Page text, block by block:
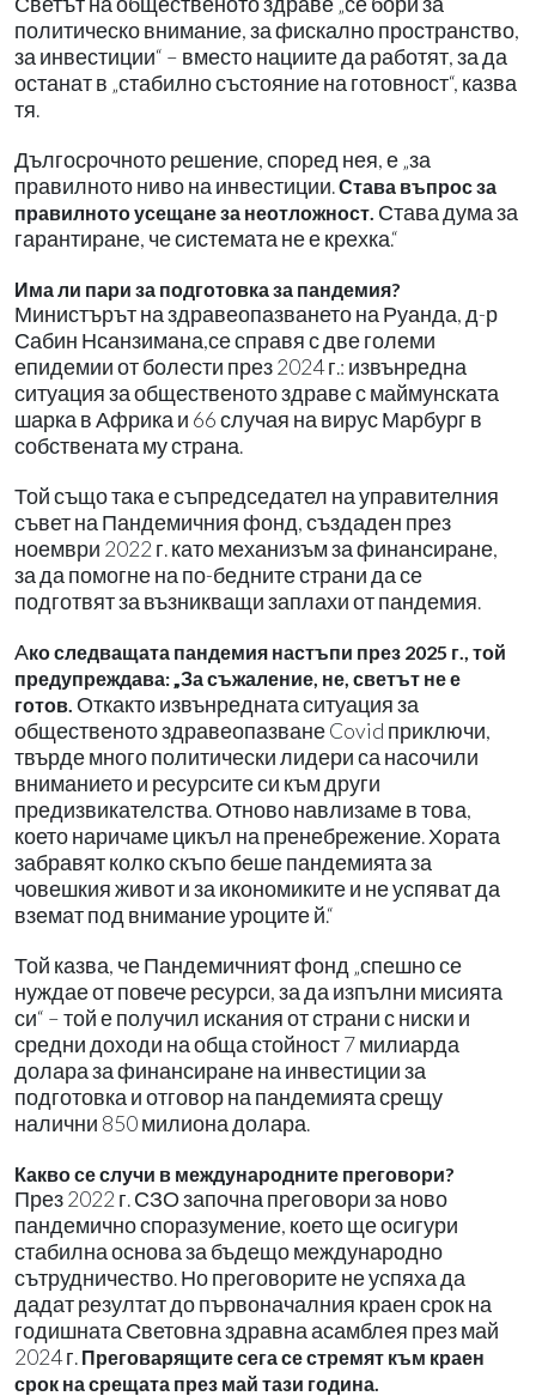
политическо внимание, за фискално пространство,
за инвестиции“ – вместо нациите да работят, за да
останат в „стабилно състояние на готовност“, казва
тя.
Дългосрочното решение, според нея, е „за
правилното ниво на инвестиции.Става въпрос за
правилното усещане за неотложност. Става дума за
гарантиране, че системата не е крехка.“
Има ли пари за подготовка за пандемия?
Министърът на здравеопазването на Руанда, д-р
Сабин Нсанзимана,се справя с две големи
епидемии от болести през 2024 г.: извънредна
ситуация за общественото здраве с маймунската
шарка в Африка и 66 случая на вирус Марбург в
собствената му страна.
Той също така е съпредседател на управителния
съвет на Пандемичния фонд, създаден през
ноември 2022 г. като механизъм за финансиране,
за да помогне на по-бедните страни да се
подготвят за възникващи заплахи от пандемия.
Ако следващата пандемия настъпи през 2025 г., той
предупреждава: „За съжаление, не, светът не е
готов. Откакто извънредната ситуация за
общественото здравеопазване Covid приключи,
твърде много политически лидери са насочили
вниманието и ресурсите си към други
предизвикателства. Отново навлизаме в това,
което наричаме цикъл на пренебрежение. Хората
забравят колко скъпо беше пандемията за
човешкия живот и за икономиките и не успяват да
вземат под внимание уроците й.“
Той казва, че Пандемичният фонд „спешно се
нуждае от повече ресурси, за да изпълни мисията
си“ – той е получил искания от страни с ниски и
средни доходи на обща стойност 7 милиарда
долара за финансиране на инвестиции за
подготовка и отговор на пандемията срещу
налични 850 милиона долара.
Какво се случи в международните преговори?
През 2022 г. СЗО започна преговори за ново
пандемично споразумение, което ще осигури
стабилна основа за бъдещо международно
сътрудничество. Но преговорите не успяха да
дадат резултат до първоначалния краен срок на
годишната Световна здравна асамблея през май
2024 г. Преговарящите сега се стремят към краен
срок на срещата през май тази година.